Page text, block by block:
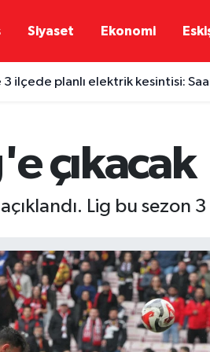
Siyaset Ekonomi
3 ilçede planlı elektrik kesintisi:
çıkacak
Lig bu sezon